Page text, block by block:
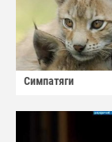
Симпатяги